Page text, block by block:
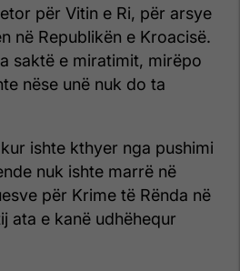
për Vitin e Ri, për arsye
në Republikën e Kroacisë.
saktë e miratimit, mirëpo
nëse unë nuk do ta
ishte kthyer nga pushimi
nuk ishte marrë në
për Krime të Rënda në
ata e kanë udhëhequr